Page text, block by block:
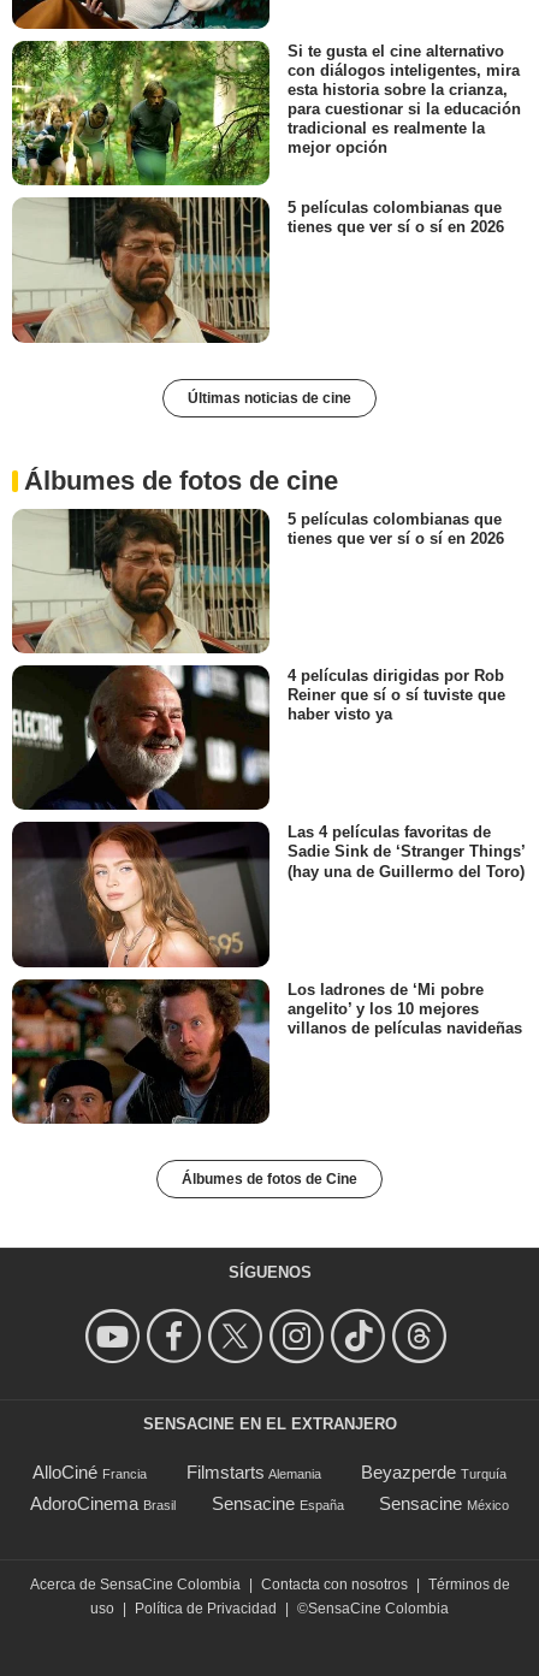
Si te gusta el cine alternativo
con diálogos inteligentes, mira
esta historia sobre la crianza,
para cuestionar si la educación
tradicional es realmente la
mejor opción
5 películas colombianas que
tienes que ver sí o sí en 2026
Últimas noticias de cine
Álbumes de fotos de cine
5 películas colombianas que
tienes que ver sí o sí en 2026
4 películas dirigidas por Rob
Reiner que sí o sí tuviste que
haber visto ya
Las 4 películas favoritas de
Sadie Sink de ‘Stranger Things’
(hay una de Guillermo del Toro)
Los ladrones de ‘Mi pobre
angelito’ y los 10 mejores
villanos de películas navideñas
Álbumes de fotos de Cine
SÍGUENOS
SENSACINE EN EL EXTRANJERO
AlloCiné Francia Filmstarts Alemania Beyazperde Turquía
AdoroCinema Brasil Sensacine España Sensacine México
Acerca de SensaCine Colombia Contacta con nosotros
Términos de
uso
Política de Privacidad ©SensaCine Colombia